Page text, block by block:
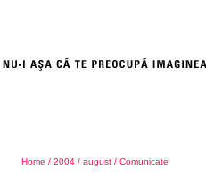
Home / 2004 / august / Comunicate